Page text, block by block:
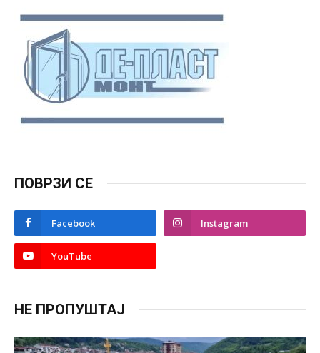
ПОВРЗИ СЕ
Facebook Instagram
YouTube
НЕ ПРОПУШТАЈ